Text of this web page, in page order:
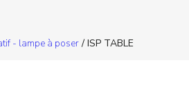
- lampe à poser/ ISP TABLE